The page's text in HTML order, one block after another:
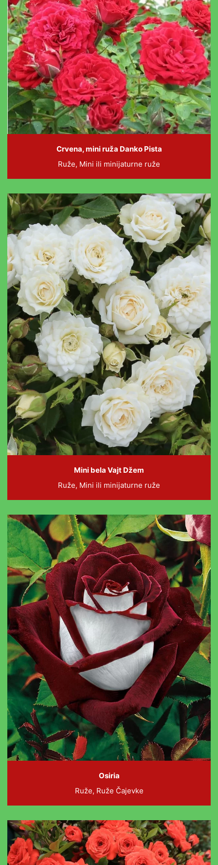
Crvena, mini ruža Danko Pista
Ruže, Mini ili minijaturne ruže
Mini bela Vajt Džem
Ruže, Mini ili minijaturne ruže
Osiria
Ruže, Ruže Čajevke